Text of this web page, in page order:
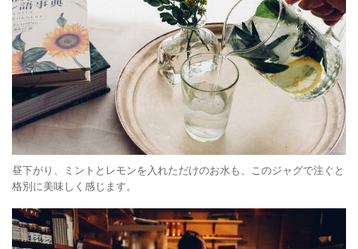
昼下がり、ミントとレモンを入れただけのお水も、このジャグで注ぐと
格別に美味しく感じます。